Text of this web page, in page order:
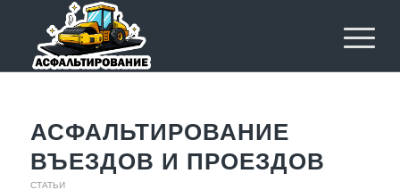
АСФАЛЬТИРОВАНИЕ
ВЪЕЗДОВ И ПРОЕЗДОВ
СТАТЬИ